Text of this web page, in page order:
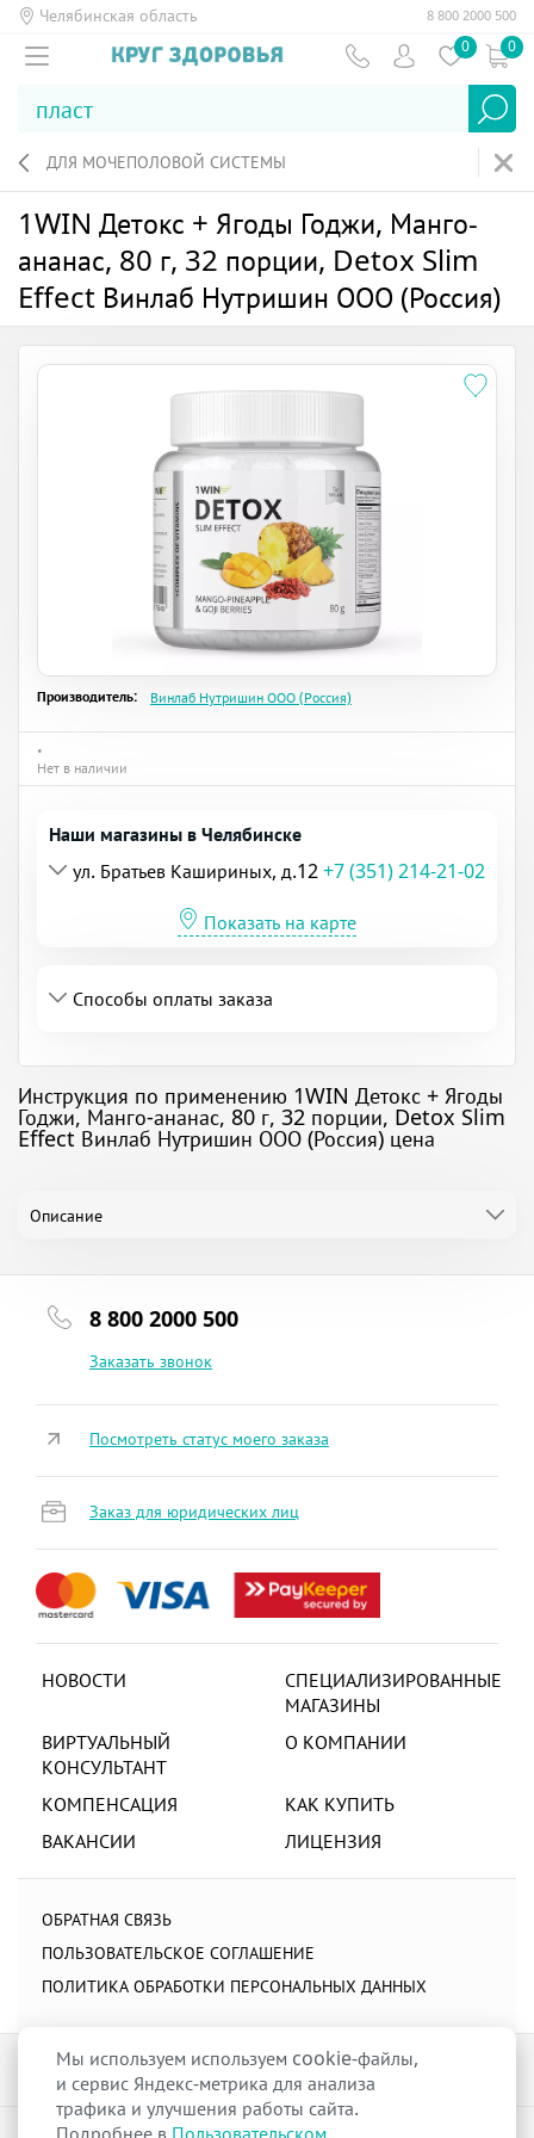
Челябинская область 8 800 2000 500
0 0
ДЛЯ МОЧЕПОЛОВОЙ СИСТЕМЫ
1WIN Детокс + Ягоды Годжи, Манго-
ананас, 80 г, 32 порции, Detox Slim
Effect Винлаб Нутришин ООО (Россия)
Производитель: Винлаб Нутришин ООО (Россия)
•
Нет в наличии
Наши магазины в Челябинске
ул. Братьев Кашириных, д.12+7 (351) 214-21-02
Показать на карте
Способы оплаты заказа
Инструкция по применению 1WIN Детокс + Ягоды
Годжи, Манго-ананас, 80 г, 32 порции, Detox Slim
Effect Винлаб Нутришин ООО (Россия) цена
Описание
8 800 2000 500
Заказать звонок
НОВОСТИ
СПЕЦИАЛИЗИРОВАННЫЕ
МАГАЗИНЫ
ВИРТУАЛЬНЫЙ
КОНСУЛЬТАНТ
О КОМПАНИИ
КОМПЕНСАЦИЯ
КАК КУПИТЬ
ВАКАНСИИ
ЛИЦЕНЗИЯ
ОБРАТНАЯ СВЯЗЬ
ПОЛЬЗОВАТЕЛЬСКОЕ СОГЛАШЕНИЕ
ПОЛИТИКА ОБРАБОТКИ ПЕРСОНАЛЬНЫХ ДАННЫХ
Посмотреть статус моего заказа
Заказ для юридических лиц
Мы используем используем cookie-файлы,
и сервис Яндекс-метрика для анализа
трафика и улучшения работы сайта.